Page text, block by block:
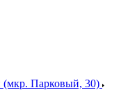
(мкр. Парковый, 30)